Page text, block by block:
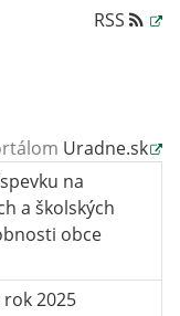
RSS
Uradne.sk
na
a školských
obce
rok 2025